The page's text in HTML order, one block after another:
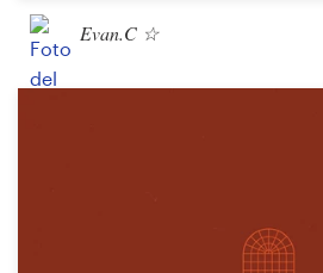
Evan.C ☆